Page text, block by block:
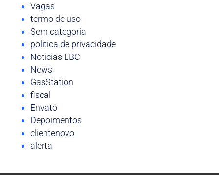
Vagas
termo de uso
Sem categoria
politica de privacidade
Noticias LBC
News
GasStation
fiscal
Envato
Depoimentos
clientenovo
alerta